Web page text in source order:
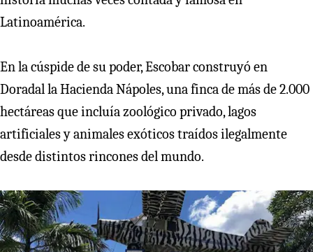
Latinoamérica.
En la cúspide de su poder, Escobar construyó en
Doradal la Hacienda Nápoles, una finca de más de 2.000
hectáreas que incluía zoológico privado, lagos
artificiales y animales exóticos traídos ilegalmente
desde distintos rincones del mundo.